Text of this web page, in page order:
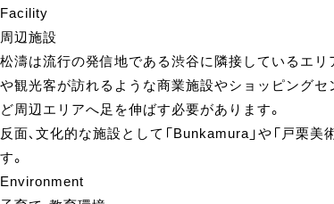
Facility
周辺施設
松濤は流行の発信地である渋谷に隣接しているエ
や観光客が訪れるような商業施設やショッピングセ
ど周辺エリアへ足を伸ばす必要があります。
反面、文化的な施設として「Bunkamura」や「戸栗
す。
Environment